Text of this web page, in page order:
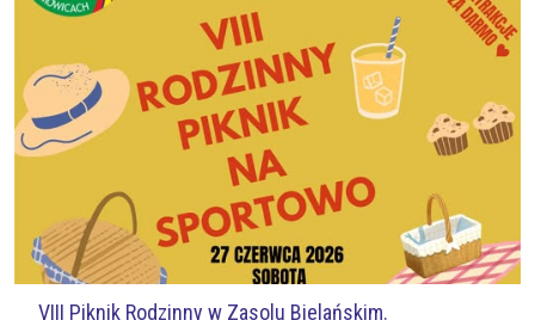
VIII Piknik Rodzinny w Zasolu Bielańskim.